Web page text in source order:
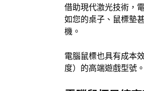
借助現代激光技術，
如您的桌子、鼠標墊
機。
電腦鼠標也具有成本
度）的高端遊戲型號。